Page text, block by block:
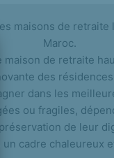
maisons de retraite
Maroc.
de retraite
des
dans les
ou fragiles,
de leur
un cadre chaleureux